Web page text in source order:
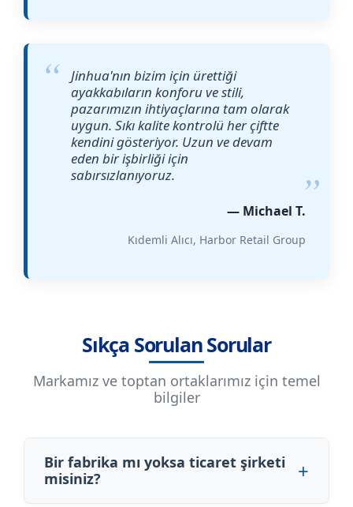
Jinhua'nın bizim için ürettiği
ayakkabıların konforu ve stili,
pazarımızın ihtiyaçlarına tam olarak
uygun. Sıkı kalite kontrolü her çiftte
kendini gösteriyor. Uzun ve devam
eden bir işbirliği için
sabırsızlanıyoruz.
— Michael T.
Kıdemli Alıcı, Harbor Retail Group
Sıkça Sorulan Sorular
Markamız ve toptan ortaklarımız için temel
bilgiler
Bir fabrika mı yoksa ticaret şirketi
misiniz?